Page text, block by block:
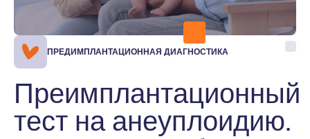
ПРЕДИМПЛАНТАЦИОННАЯ ДИАГНОСТИКА
Преимплантационный
тест на анеуплоидию.